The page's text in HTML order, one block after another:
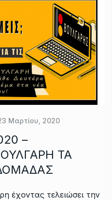
Μαρτίου, 2020
–
ΤΑ
έχοντας τελειώσει την